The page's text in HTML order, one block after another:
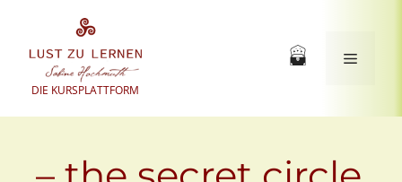
springen
DIE KURSPLATTFORM
Menü